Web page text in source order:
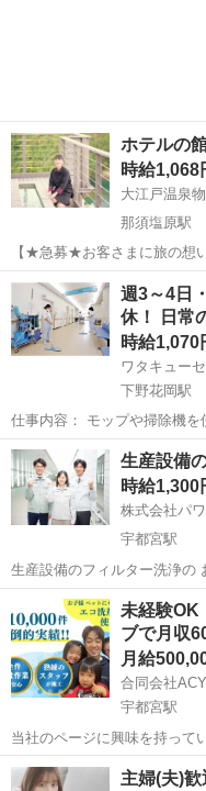
ホテルの
時給1,068
那須塩原駅
【★急募★お客さまに旅の想
分らしく、ライフスタイルに合わ
お手洗いの清掃、備品の補
任せします。 お客様と直接お
栃木 那須塩原市 那
週3～4日
休！ 日常
時給1,070
ワタキュー
下野花岡駅
仕事内容： モップや掃除機
頂きます。 難しい機械など
で、普段の家事経験がそのまま活
負契約先でのご就業となり...
栃木 下野花岡駅 清掃
生産設備
時給1,300
株式会社パ
宇都宮駅
生産設備のフィルター洗浄の お仕事です！ 【具
たフィルター部品を 専用の
ィルターを 専用ラックに収
間) 企業先の社員...
宇都宮市 宇都
未経験
ブで月収
月給
合同会社ACY
宇都宮駅
当社のページに興味を持って
に入った２４歳のスタ...
栃木 宇都宮市 宇都
主婦(夫)